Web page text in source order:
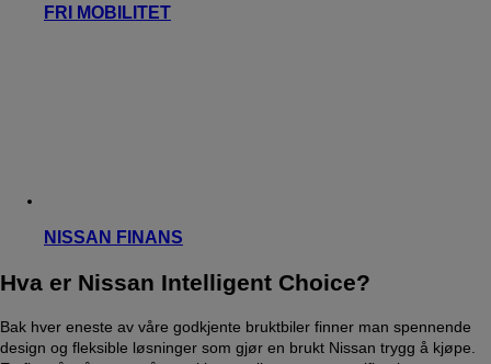
FRI MOBILITET
NISSAN FINANS
Hva er Nissan Intelligent Choice?
Bak hver eneste av våre godkjente bruktbiler finner man spennende
design og fleksible løsninger som gjør en brukt Nissan trygg å kjøpe.